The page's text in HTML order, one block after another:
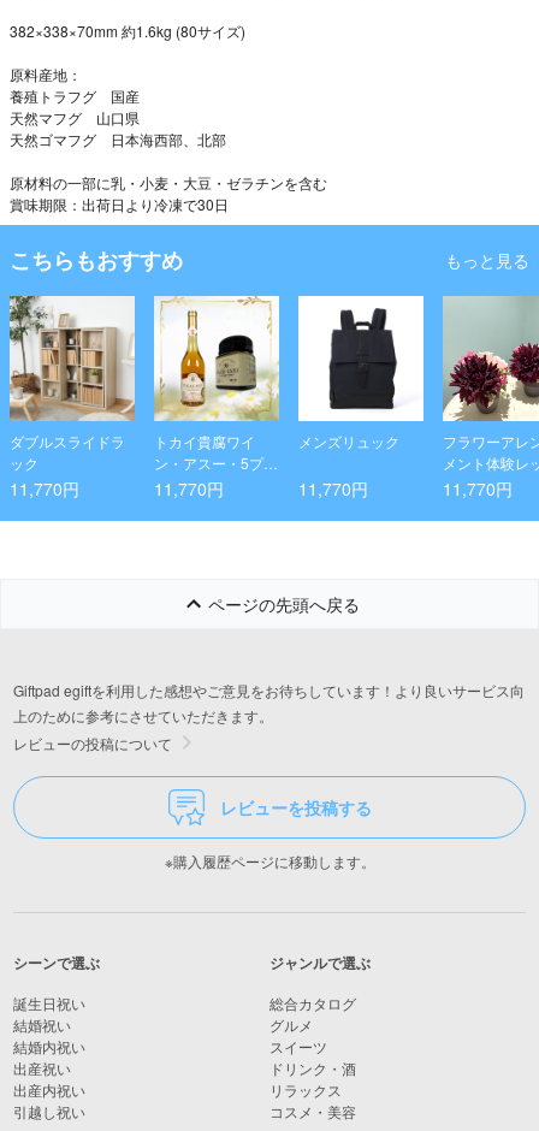
382×338×70mm 約1.6kg (80サイズ)
原料産地：
養殖トラフグ 国産
天然マフグ 山口県
天然ゴマフグ 日本海西部、北部
原材料の一部に乳・小麦・大豆・ゼラチンを含む
賞味期限：出荷日より冷凍で30日
こちらもおすすめ もっと見る
ダブルスライドラ
ック
11,770円
トカイ貴腐ワイ
ン・アスー・5プッ
トニョシュ・デザ
本とマヌカハニー
11,770円
メンズリュック
11,770円
フラワーアレ
メント体験レ
ン ペアチケッ
11,770円
ページの先頭へ戻る
Giftpad egiftを利用した感想やご意見をお待ちしています！より良いサービス向
上のために参考にさせていただきます。
レビューの投稿について
レビューを投稿する
※購入履歴ページに移動します。
シーンで選ぶ
誕生日祝い
結婚祝い
結婚内祝い
出産祝い
出産内祝い
引越し祝い
ジャンルで選ぶ
総合カタログ
グルメ
スイーツ
ドリンク・酒
リラックス
コスメ・美容